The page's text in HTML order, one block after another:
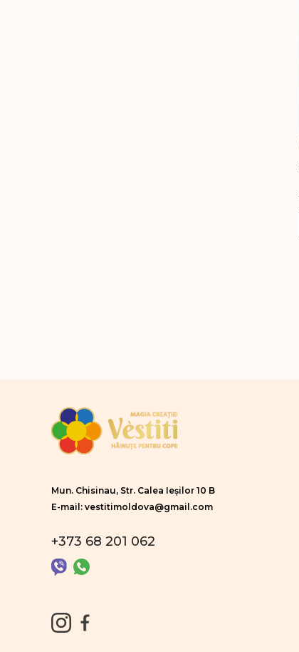
Mun. Chisinau, Str. Calea Ieșilor 10 B
E-mail: vestitimoldova@gmail.com
+373 68 201 062